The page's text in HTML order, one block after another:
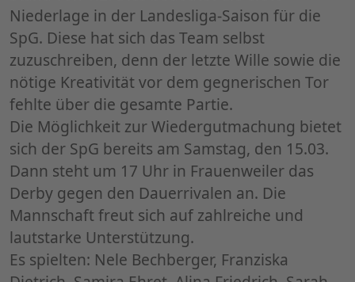
Niederlage in der Landesliga-Saison für die
SpG. Diese hat sich das Team selbst
zuzuschreiben, denn der letzte Wille sowie die
nötige Kreativität vor dem gegnerischen Tor
fehlte über die gesamte Partie.
Die Möglichkeit zur Wiedergutmachung bietet
sich der SpG bereits am Samstag, den 15.03.
Dann steht um 17 Uhr in Frauenweiler das
Derby gegen den Dauerrivalen an. Die
Mannschaft freut sich auf zahlreiche und
lautstarke Unterstützung.
Es spielten: Nele Bechberger, Franziska